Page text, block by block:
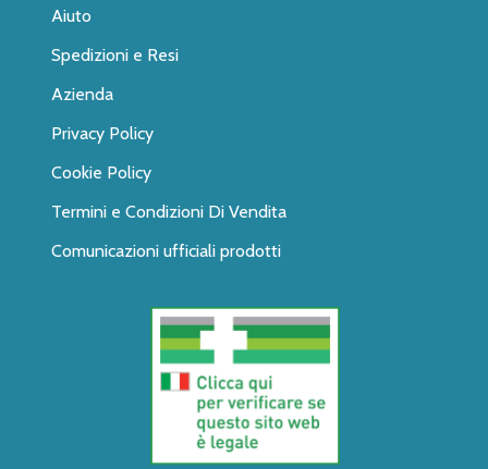
Aiuto
Spedizioni e Resi
Azienda
Privacy Policy
Cookie Policy
Termini e Condizioni Di Vendita
Comunicazioni ufficiali prodotti